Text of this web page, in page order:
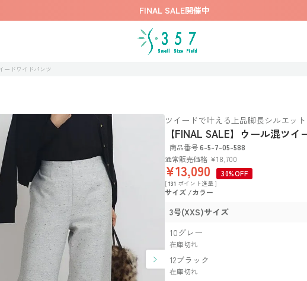
FINAL SALE開催中
ードワイドパンツ
ツイードで叶える上品脚長シルエット
【FINAL SALE】ウール混ツ
商品番号6-5-7-05-588
通常販売価格 ¥18,700
¥13,090 30%OFF
[ 131 ポイント進呈 ]
サイズ カラー
3号(XXS)サイズ
10グレー
在庫切れ
12ブラック
在庫切れ